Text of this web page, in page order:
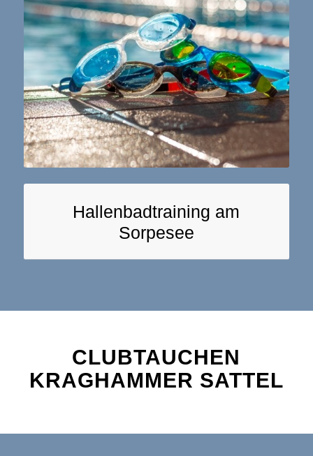
Hallenbadtraining am
Sorpesee
CLUBTAUCHEN
KRAGHAMMER SATTEL